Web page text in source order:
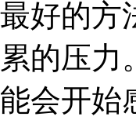
最好的方
累的压力
能会开始